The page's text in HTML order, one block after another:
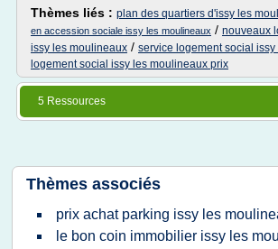
Thèmes liés : plan des quartiers d'issy les
en accession sociale issy les moulineaux / nouveaux
issy les moulineaux / service logement social
logement social issy les moulineaux prix
5 Ressources
Thèmes associés
prix achat parking issy les
le bon coin immobilier issy les